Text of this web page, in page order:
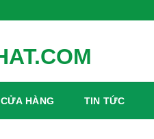
CỬA HÀNG TIN TỨC